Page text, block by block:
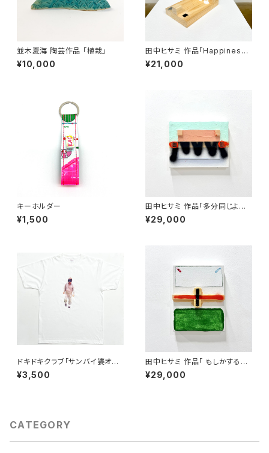
並木夏海 陶芸作品 「植栽」
¥10,000
田中ヒサミ 作品「Happiness
3 」
¥21,000
キーホルダー
¥1,500
田中ヒサミ 作品「多分同じよう
にすればいいと思う 」
¥29,000
ドキドキクラブ「サンバイ婆オス
Tシャツ」（白）
¥3,500
田中ヒサミ 作品「 もしかすると
さっきと同じかもしれない」
¥29,000
CATEGORY